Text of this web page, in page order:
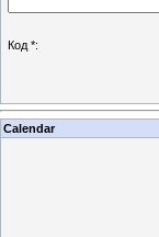
Код *:
Calendar